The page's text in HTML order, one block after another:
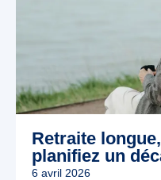
Retraite
planifiez un
6 avril 2026